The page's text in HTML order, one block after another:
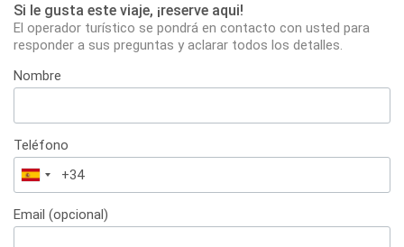
Si le gusta este viaje, ¡reserve aqui!
El operador turístico se pondrá en contacto con usted para
responder a sus preguntas y aclarar todos los detalles.
Nombre
Teléfono
España
+34
Email (opcional)